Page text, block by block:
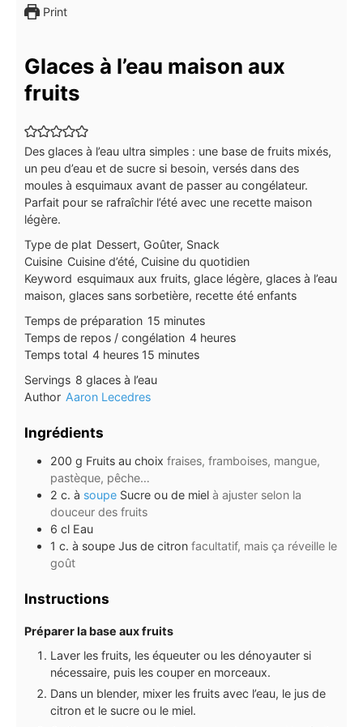
Print
Glaces à l’eau maison aux
fruits
Des glaces à l’eau ultra simples : une base de fruits mixés,
un peu d’eau et de sucre si besoin, versés dans des
moules à esquimaux avant de passer au congélateur.
Parfait pour se rafraîchir l’été avec une recette maison
légère.
Type de plat Dessert, Goûter, Snack
Cuisine Cuisine d’été, Cuisine du quotidien
Keyword esquimaux aux fruits, glace légère, glaces à l’eau
maison, glaces sans sorbetière, recette été enfants
Temps de préparation 15minutes
minutes
Temps de repos / congélation 4heures
heures
Temps total 4heures
heures 15minutes
minutes
Servings 8 glaces à l’eau
Author Aaron Lecedres
Ingrédients
200 g Fruits au choix fraises, framboises, mangue,
pastèque, pêche…
2 c. à soupe Sucre ou de miel à ajuster selon la
douceur des fruits
6 cl Eau
1 c. à soupe Jus de citron facultatif, mais ça réveille le
goût
Instructions
Préparer la base aux fruits
Laver les fruits, les équeuter ou les dénoyauter si
nécessaire, puis les couper en morceaux.
Dans un blender, mixer les fruits avec l’eau, le jus de
citron et le sucre ou le miel.